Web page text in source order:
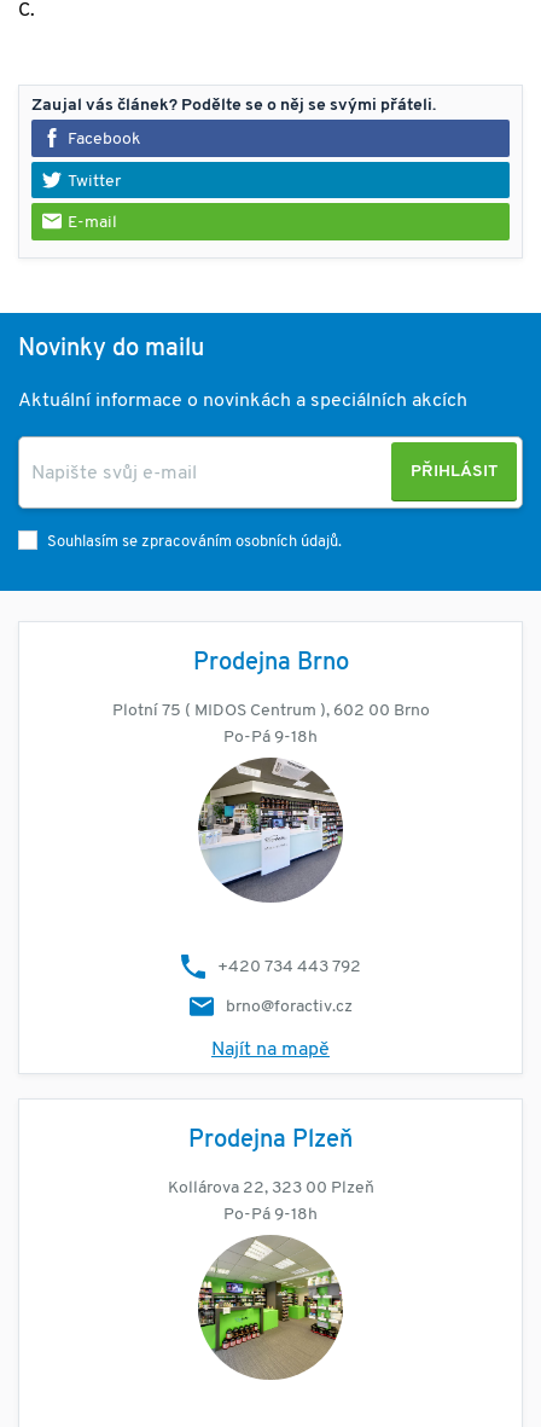
C.
Zaujal vás článek? Podělte se o něj se svými přáteli.
Facebook
Twitter
E-mail
Novinky do mailu
Aktuální informace o novinkách a speciálních akcích
PŘIHLÁSIT
Souhlasím se zpracováním osobních údajů.
Prodejna Brno
Plotní 75 ( MIDOS Centrum ), 602 00 Brno
Po-Pá 9-18h
+420 734 443 792
brno@foractiv.cz
Najít na mapě
Prodejna Plzeň
Kollárova 22, 323 00 Plzeň
Po-Pá 9-18h